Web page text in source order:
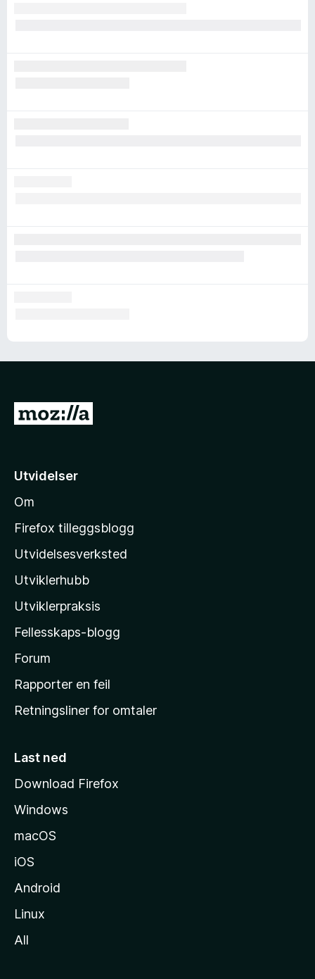
G
i
M
o
l
l
s
h
j
m
e
i
d
Utvidelser
Om
Firefox tilleggsblogg
Utvidelsesverksted
Utviklerhubb
Utviklerpraksis
Fellesskaps-blogg
Forum
Rapporter en feil
Retningsliner for omtaler
Last ned
Download Firefox
Windows
macOS
iOS
Android
Linux
All